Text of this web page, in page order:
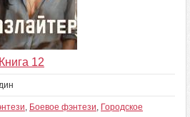
12
, Боевое фэнтези, Городское